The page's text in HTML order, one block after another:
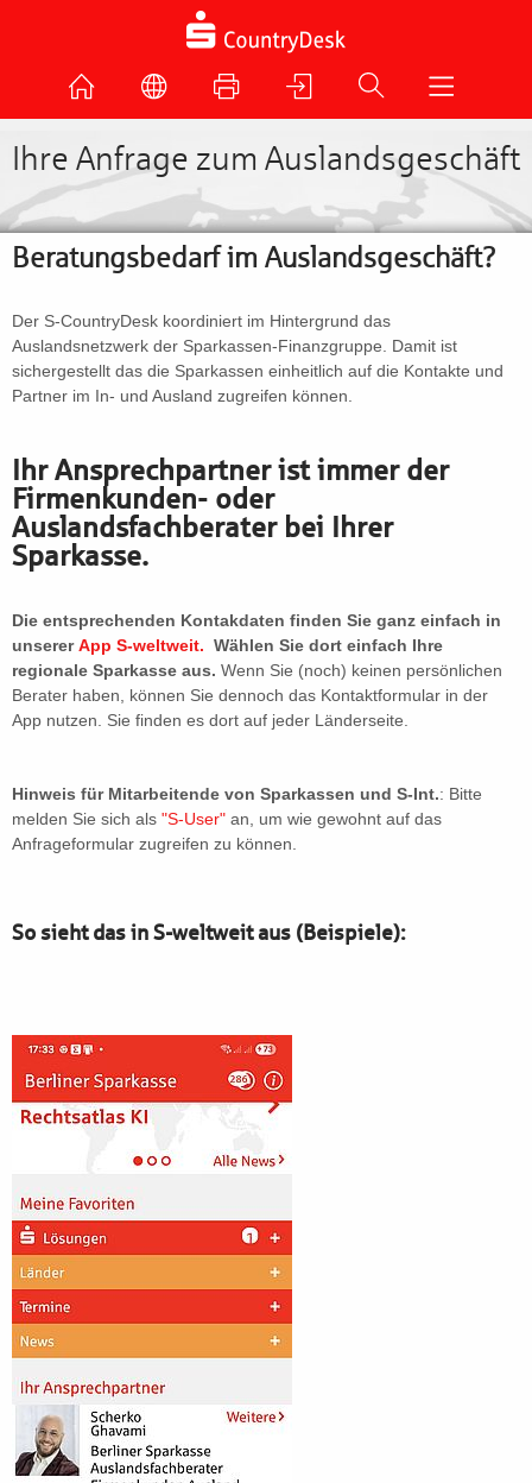
Ihre Anfrage zum Auslandsgeschäft
Beratungsbedarf im Auslandsgeschäft?
Der S-CountryDesk koordiniert im Hintergrund das
Auslandsnetzwerk der Sparkassen-Finanzgruppe. Damit ist
sichergestellt das die Sparkassen einheitlich auf die Kontakte und
Partner im In- und Ausland zugreifen können.
Ihr Ansprechpartner ist immer der
Firmenkunden- oder
Auslandsfachberater bei Ihrer
Sparkasse.
Die entsprechenden Kontakdaten finden Sie ganz einfach in
unsererApp S-weltweit. Wählen Sie dort einfach Ihre
regionale Sparkasse aus. Wenn Sie (noch) keinen persönlichen
Berater haben, können Sie dennoch das Kontaktformular in der
App nutzen. Sie finden es dort auf jeder Länderseite.
Hinweis für Mitarbeitende von Sparkassen und S-Int.: Bitte
melden Sie sich als "S-User" an, um wie gewohnt auf das
Anfrageformular zugreifen zu können.
So sieht das in S-weltweit aus (Beispiele):